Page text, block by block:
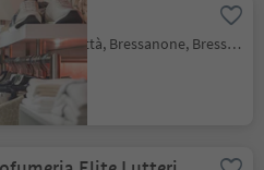
Erhard
Bressanone città, Bressanone, Bressanone e dintorni